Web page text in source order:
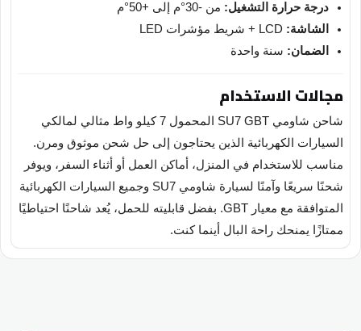
درجة حرارة التشغيل: من -30°م إلى +50°م
الشاشة:
الضمان: سنة واحدة
مجالات الاستخدام
شاحن شاومي SU7 GBT المحمول 7 كيلو واط مثالي لمالكي
السيارات الكهربائية الذين يحتاجون إلى حل شحن موثوق ومرن.
مناسب للاستخدام في المنزل، أماكن العمل أو أثناء السفر، ويوفر
شحنًا سريعًا وآمنًا لسيارة شاومي SU7 وجميع السيارات الكهربائية
المتوافقة مع معيار GBT. بفضل قابليته للحمل، يُعد شاحنًا احتياطيًا
ممتازًا يمنحك راحة البال أينما كنت.